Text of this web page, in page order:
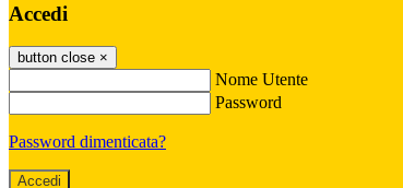
Accedi
button close ×
Nome Utente
Password
Password dimenticata?